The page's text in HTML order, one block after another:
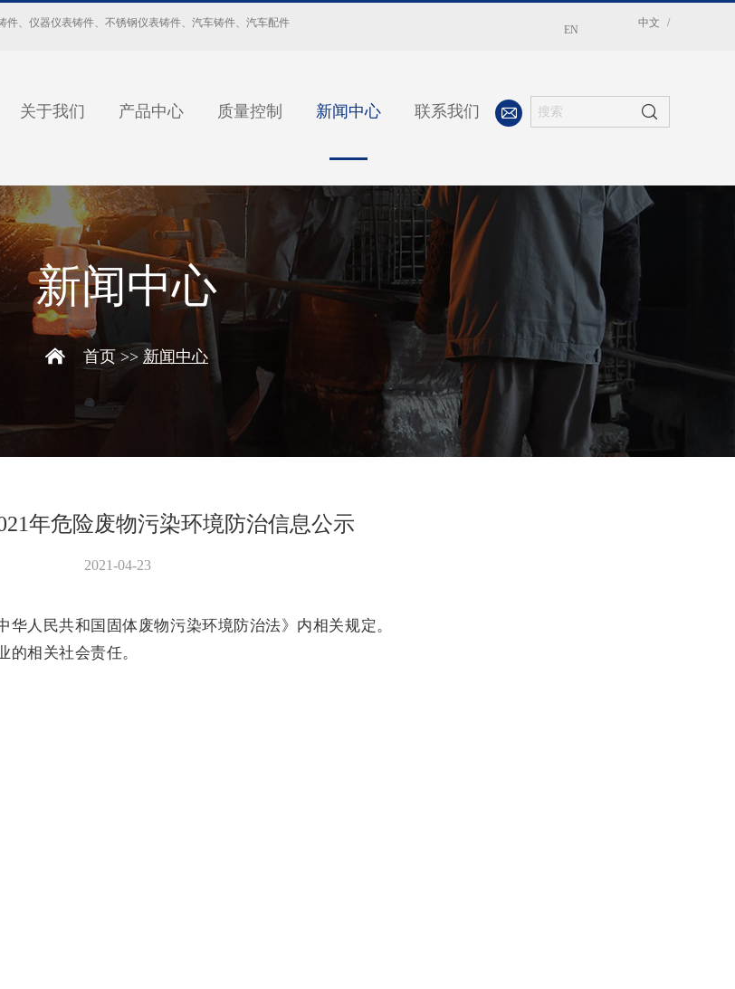
件、 仪器仪表铸件、 不锈钢仪表铸件、 汽车铸件、 汽车配件
EN
/
中文
关于我们 产品中心 质量控制 新闻中心 联系我们
新闻中心
首页 >> 新闻中心
年危险废物污染环境防治信息公示
2021-04-23
人民共和国固体废物污染环境防治法》内相关规定。
相关社会责任。